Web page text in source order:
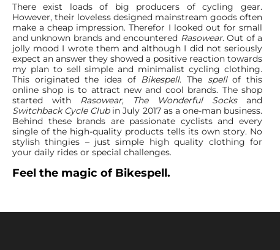
There exist loads of big producers of cycling gear.
However, their loveless designed mainstream goods often
make a cheap impression. Therefor I looked out for small
and unknown brands and encountered Rasowear. Out of a
jolly mood I wrote them and although I did not seriously
expect an answer they showed a positive reaction towards
my plan to sell simple and minimalist cycling clothing.
This originated the idea of Bikespell. The spellof this
online shop is to attract new and cool brands. The shop
started with Rasowear, The Wonderful Socksand
Switchback Cycle Clubin July 2017 as a one-man business.
Behind these brands are passionate cyclists and every
single of the high-quality products tells its own story. No
stylish thingies – just simple high quality clothing for
your daily rides or special challenges.
Feel the magic of Bikespell.